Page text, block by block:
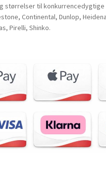
størrelser til
Continental, Dunlop,
Pirelli, Shinko.